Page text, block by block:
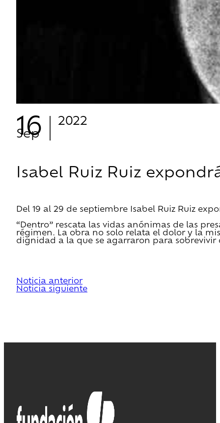
16
Sep
2022
Isabel Ruiz Ruiz
Del 19 al 29 de septiembre Isabel Ruiz Ruiz
“Dentro” rescata las vidas anónimas de las
régimen. La obra no solo relata el dolor y la
dignidad a la que se agarraron para sobrevivir
Noticia anterior
Noticia siguiente